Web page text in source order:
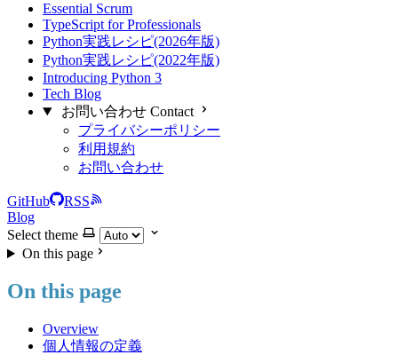
Essential Scrum
TypeScript for Professionals
Python実践レシピ(2026年版)
Python実践レシピ(2022年版)
Introducing Python 3
Tech Blog
お問い合わせ Contact
プライバシーポリシー
利用規約
お問い合わせ
GitHub
RSS
Blog
Select theme
On this page
On this page
Overview
個人情報の定義